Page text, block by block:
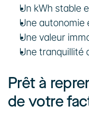
Un kWh stable
Une autonomie
Une valeur
Une tranquillité
Prêt à
de votre